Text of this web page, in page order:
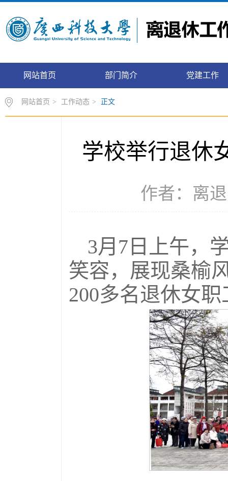
网站首页 部门简介 党建工作
网站首页 > 工作动态 > 正文
学校举行退休
作者：离
3月7日上午，
笑容，展现桑榆
200多名退休女